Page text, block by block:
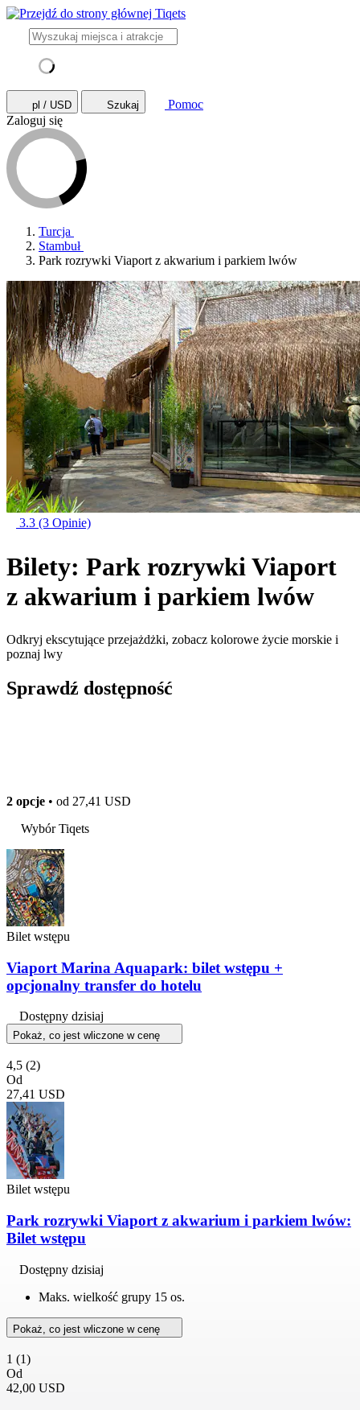
pl / USD Szukaj
Pomoc
Zaloguj się
Turcja
Stambuł
Park rozrywki Viaport z akwarium i parkiem lwów
3.3 (3 Opinie)
Bilety: Park rozrywki Viaport
z akwarium i parkiem lwów
Odkryj ekscytujące przejażdżki, zobacz kolorowe życie morskie i
poznaj lwy
Sprawdź dostępność
2 opcje • od 27,41 USD
Wybór Tiqets
Bilet wstępu
Viaport Marina Aquapark: bilet wstępu +
opcjonalny transfer do hotelu
Dostępny dzisiaj
Pokaż, co jest wliczone w cenę
4,5 (2)
Od
27,41 USD
Bilet wstępu
Park rozrywki Viaport z akwarium i parkiem lwów:
Bilet wstępu
Dostępny dzisiaj
Maks. wielkość grupy 15 os.
Pokaż, co jest wliczone w cenę
1 (1)
Od
42,00 USD